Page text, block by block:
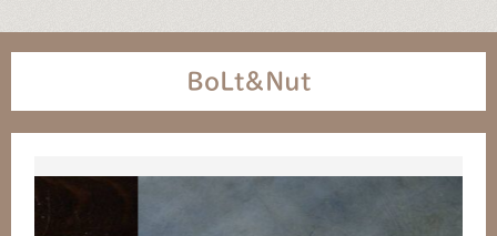
BoLt&Nut